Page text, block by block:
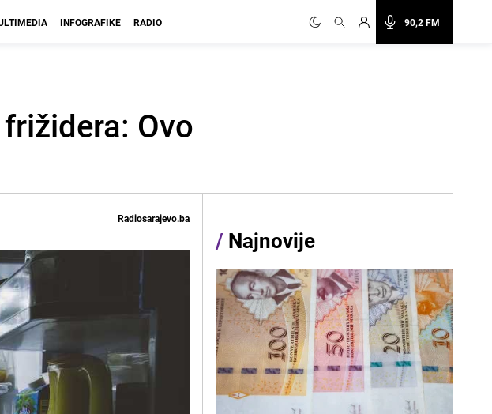
90,2 FM
INFOGRAFIKE RADIO
Ovo
Radiosarajevo.ba
/ Najnovije